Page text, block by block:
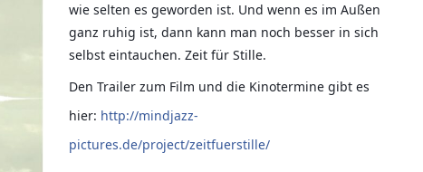
wie selten es geworden ist. Und wenn es im Außen
ganz ruhig ist, dann kann man noch besser in sich
selbst eintauchen. Zeit für Stille.
Den Trailer zum Film und die Kinotermine gibt es
hier: http://mindjazz-
pictures.de/project/zeitfuerstille/